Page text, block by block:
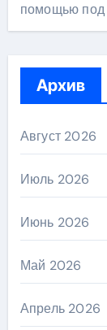
помощью под
Архив
Август 2026
Июль 2026
Июнь 2026
Май 2026
Апрель 2026